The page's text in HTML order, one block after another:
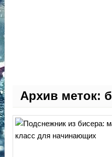
Архив меток: